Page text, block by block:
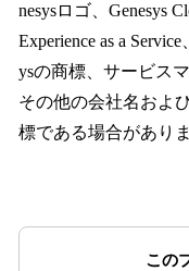
nesysロゴ、Genesys
Experience as a
ysの商標、サービス
その他の会社名およ
標である場合がありま
この